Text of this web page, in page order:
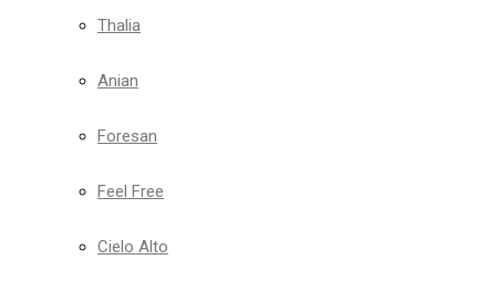
Thalia
Anian
Foresan
Feel Free
Cielo Alto